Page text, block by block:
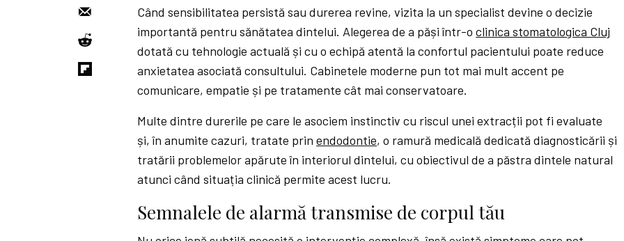
Când sensibilitatea persistă sau durerea revine, vizita la un specialist devine o decizie
importantă pentru sănătatea dintelui. Alegerea de a păși într-oclinica stomatologica Cluj
dotată cu tehnologie actuală și cu o echipă atentă la confortul pacientului poate reduce
anxietatea asociată consultului. Cabinetele moderne pun tot mai mult accent pe
comunicare, empatie și pe tratamente cât mai conservatoare.
Multe dintre durerile pe care le asociem instinctiv cu riscul unei extracții pot fi evaluate
și, în anumite cazuri, tratate prinendodontie, o ramură medicală dedicată diagnosticării și
tratării problemelor apărute în interiorul dintelui, cu obiectivul de a păstra dintele natural
atunci când situația clinică permite acest lucru.
Semnalele de alarmă transmise de corpul tău